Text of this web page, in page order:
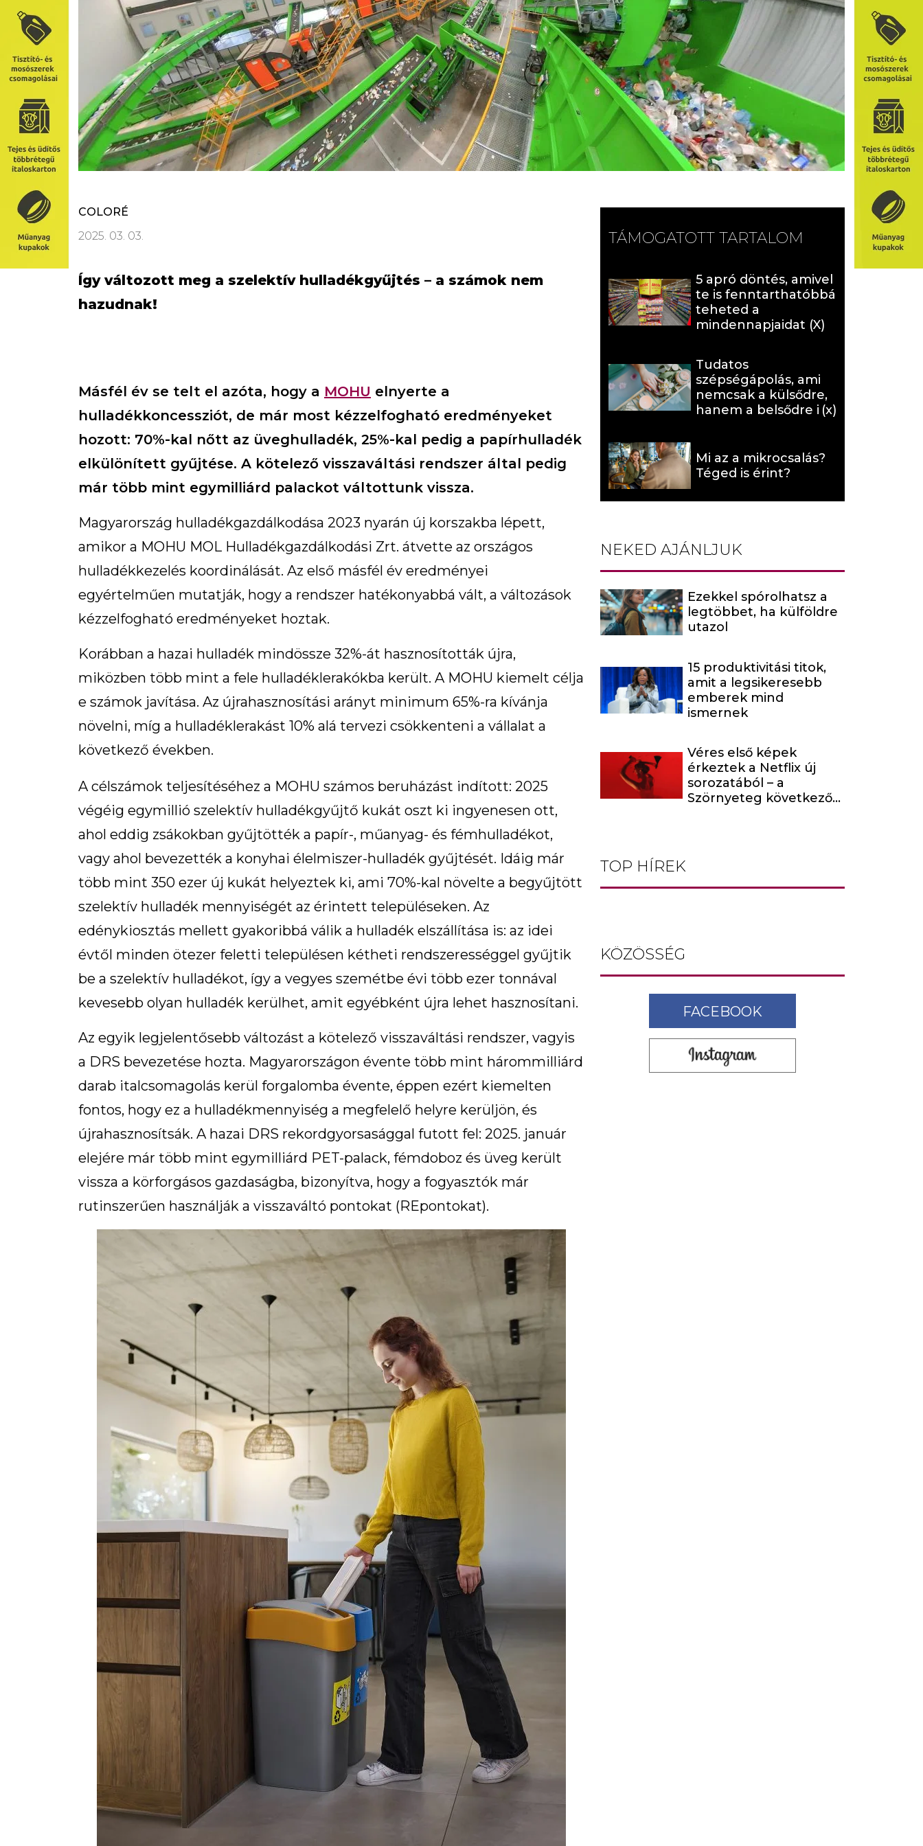
COLORÉ
2025. 03. 03.
Így változott meg a szelektív hulladékgyűjtés – a számok nem
hazudnak!
Másfél év se telt el azóta, hogy a MOHU elnyerte a
hulladékkoncessziót, de már most kézzelfogható eredményeket
hozott: 70%-kal nőtt az üveghulladék, 25%-kal pedig a papírhulladék
elkülönített gyűjtése. A kötelező visszaváltási rendszer által pedig
már több mint egymilliárd palackot váltottunk vissza.
Magyarország hulladékgazdálkodása 2023 nyarán új korszakba lépett,
amikor a MOHU MOL Hulladékgazdálkodási Zrt. átvette az országos
hulladékkezelés koordinálását. Az első másfél év eredményei
egyértelműen mutatják, hogy a rendszer hatékonyabbá vált, a változások
kézzelfogható eredményeket hoztak.
Korábban a hazai hulladék mindössze 32%-át hasznosították újra,
miközben több mint a fele hulladéklerakókba került. A MOHU kiemelt célja
e számok javítása. Az újrahasznosítási arányt minimum 65%-ra kívánja
növelni, míg a hulladéklerakást 10% alá tervezi csökkenteni a vállalat a
következő években.
A célszámok teljesítéséhez a MOHU számos beruházást indított: 2025
végéig egymillió szelektív hulladékgyűjtő kukát oszt ki ingyenesen ott,
ahol eddig zsákokban gyűjtötték a papír-, műanyag- és fémhulladékot,
vagy ahol bevezették a konyhai élelmiszer-hulladék gyűjtését. Idáig már
több mint 350 ezer új kukát helyeztek ki, ami 70%-kal növelte a begyűjtött
szelektív hulladék mennyiségét az érintett településeken. Az
edénykiosztás mellett gyakoribbá válik a hulladék elszállítása is: az idei
évtől minden ötezer feletti településen kétheti rendszerességgel gyűjtik
be a szelektív hulladékot, így a vegyes szemétbe évi több ezer tonnával
kevesebb olyan hulladék kerülhet, amit egyébként újra lehet hasznosítani.
Az egyik legjelentősebb változást a kötelező visszaváltási rendszer, vagyis
a DRS bevezetése hozta. Magyarországon évente több mint hárommilliárd
darab italcsomagolás kerül forgalomba évente, éppen ezért kiemelten
fontos, hogy ez a hulladékmennyiség a megfelelő helyre kerüljön, és
újrahasznosítsák. A hazai DRS rekordgyorsasággal futott fel: 2025. január
elejére már több mint egymilliárd PET-palack, fémdoboz és üveg került
vissza a körforgásos gazdaságba, bizonyítva, hogy a fogyasztók már
rutinszerűen használják a visszaváltó pontokat (REpontokat).
TÁMOGATOTT TARTALOM
5 apró döntés, amivel
te is fenntarthatóbbá
teheted a
mindennapjaidat (X)
Tudatos
szépségápolás, ami
nemcsak a külsődre,
hanem a belsődre is
Mi az a mikrocsalás?
Téged is érint?
NEKED AJÁNLJUK
Ezekkel spórolhatsz a
legtöbbet, ha külföldre
utazol
15 produktivitási titok,
amit a legsikeresebb
emberek mind
ismernek
Véres első képek
érkeztek a Netflix új
sorozatából – a
Szörnyeteg következő
TOP HÍREK
KÖZÖSSÉG
FACEBOOK